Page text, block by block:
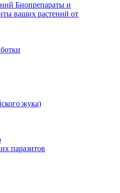
Биопрепараты и
ваших растений от
жука)
паразитов